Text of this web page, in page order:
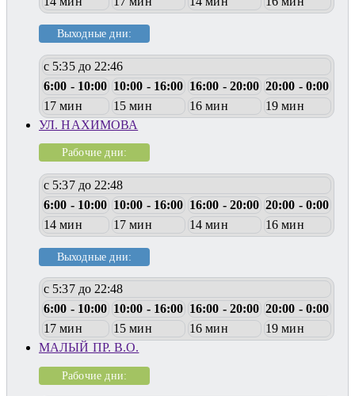
Выходные дни:
с 5:35 до 22:46
6:00 - 10:00 10:00 - 16:00 16:00 - 20:00 20:00 - 0:00
17 мин
15 мин 16 мин
19 мин
УЛ. НАХИМОВА
Рабочие дни:
с 5:37 до 22:48
6:00 - 10:00 10:00 - 16:00 16:00 - 20:00 20:00 - 0:00
14 мин
17 мин 14 мин 16 мин
Выходные дни:
с 5:37 до 22:48
6:00 - 10:00 10:00 - 16:00 16:00 - 20:00 20:00 - 0:00
17 мин
15 мин 16 мин
19 мин
МАЛЫЙ ПР. В.О.
Рабочие дни: